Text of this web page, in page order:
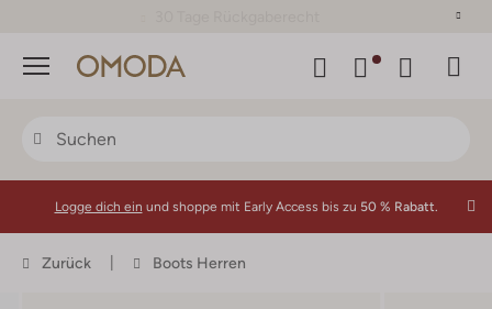
Menü
Logge dich ein und shoppe mit Early Access bis zu 50 % Rabatt.
Zurück Boots Herren